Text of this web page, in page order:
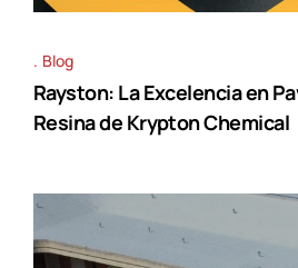
Blog
Rayston: La Excelencia en
Resina de Krypton Chemical